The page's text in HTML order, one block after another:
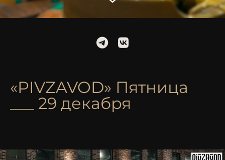
«PIVZAVOD» Пятница
___ 29 декабря